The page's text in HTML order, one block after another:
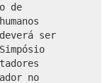
de
ser
no